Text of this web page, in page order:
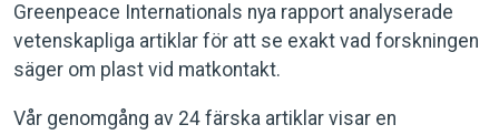
Greenpeace Internationals nya rapport analyserade
vetenskapliga artiklar för att se exakt vad forskningen
säger om plast vid matkontakt.
Vår genomgång av 24 färska artiklar visar en